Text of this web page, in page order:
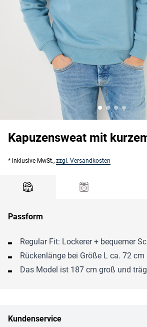
Kapuzensweat mit
* inklusive MwSt., zzgl. Versandkosten
Passform
Regular Fit: Lockerer + bequemer
Rückenlänge bei Größe L ca. 72 cm
Das Model ist 187 cm groß und
Kundenservice